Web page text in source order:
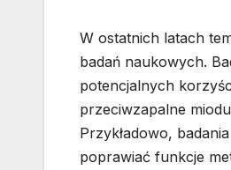
W ostatnich latach
badań naukowych.
potencjalnych
przeciwzapalne
Przykładowo,
poprawiać funkcje